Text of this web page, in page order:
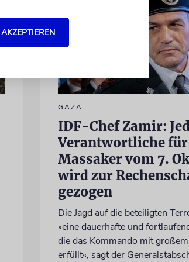
GAZA
IDF-Chef Zamir:
Verantwortliche für
Massaker vom 7.
wird zur
gezogen
Die Jagd auf die beteiligten
»eine dauerhafte und
die das Kommando mit
erfüllt«, sagt der
AKZEPTIEREN